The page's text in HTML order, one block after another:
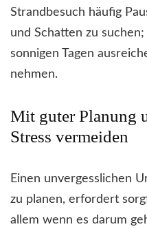
Strandbesuch häufig
und Schatten zu
sonnigen Tagen
nehmen.
Mit guter Planung
Stress vermeiden
Einen unvergesslichen
zu planen, erfordert
allem wenn es darum